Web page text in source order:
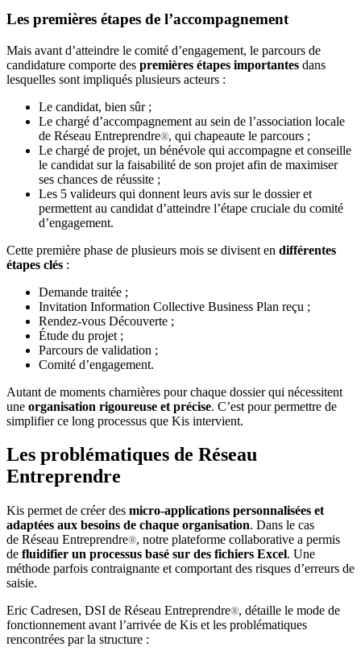
Les premières étapes de l’accompagnement
Mais avant d’atteindre le comité d’engagement, le parcours de
candidature comporte des premières étapes importantes dans
lesquelles sont impliqués plusieurs acteurs :
Le candidat, bien sûr ;
Le chargé d’accompagnement au sein de l’association locale
de Réseau Entreprendre®, qui chapeaute le parcours ;
Le chargé de projet, un bénévole qui accompagne et conseille
le candidat sur la faisabilité de son projet afin de maximiser
ses chances de réussite ;
Les 5 valideurs qui donnent leurs avis sur le dossier et
permettent au candidat d’atteindre l’étape cruciale du comité
d’engagement.
Cette première phase de plusieurs mois se divisent en différentes
étapes clés :
Demande traitée ;
Invitation Information Collective Business Plan reçu ;
Rendez-vous Découverte ;
Étude du projet ;
Parcours de validation ;
Comité d’engagement.
Autant de moments charnières pour chaque dossier qui nécessitent
une organisation rigoureuse et précise. C’est pour permettre de
simplifier ce long processus que Kis intervient.
Les problématiques de Réseau
Entreprendre
Kis permet de créer des micro-applications personnalisées et
adaptées aux besoins de chaque organisation. Dans le cas
de Réseau Entreprendre®, notre plateforme collaborative a permis
de fluidifier un processus basé sur des fichiers Excel. Une
méthode parfois contraignante et comportant des risques d’erreurs de
saisie.
Eric Cadresen, DSI de Réseau Entreprendre®, détaille le mode de
fonctionnement avant l’arrivée de Kis et les problématiques
rencontrées par la structure :